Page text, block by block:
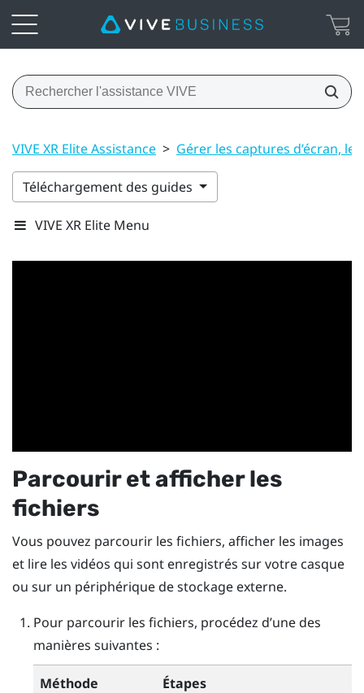
VIVE XR Elite Assistance > Gérer les captures d’écran,
Téléchargement des guides
VIVE XR Elite Menu
Parcourir et afficher les
fichiers
Vous pouvez parcourir les fichiers, afficher les images
et lire les vidéos qui sont enregistrés sur votre casque
ou sur un périphérique de stockage externe.
Pour parcourir les fichiers, procédez d’une des
manières suivantes :
Méthode
Étapes